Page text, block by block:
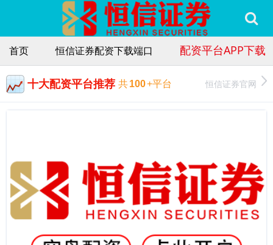
首页 恒信证券配资下载端口 配资平台APP下载
十大配资平台推荐 共100+平台 恒信证券官网